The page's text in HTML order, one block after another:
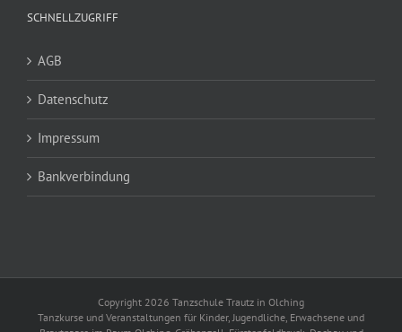
SCHNELLZUGRIFF
AGB
Datenschutz
Impressum
Bankverbindung
Copyright 2026 Tanzschule Trautz in Olching
Tanzkurse und Veranstaltungen für Kinder, Jugendliche, Erwachsene und